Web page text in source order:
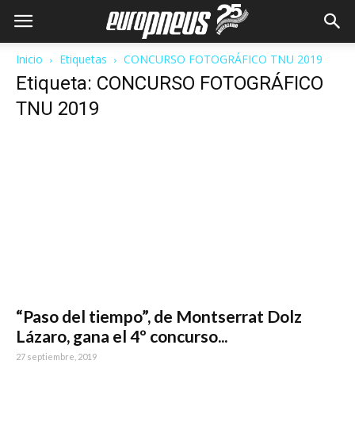
Inicio Etiquetas CONCURSO FOTOGRÁFICO TNU 2019
Etiqueta: CONCURSO FOTOGRÁFICO
TNU 2019
“Paso del tiempo”, de Montserrat Dolz
Lázaro, gana el 4º concurso...
27 septiembre, 2019